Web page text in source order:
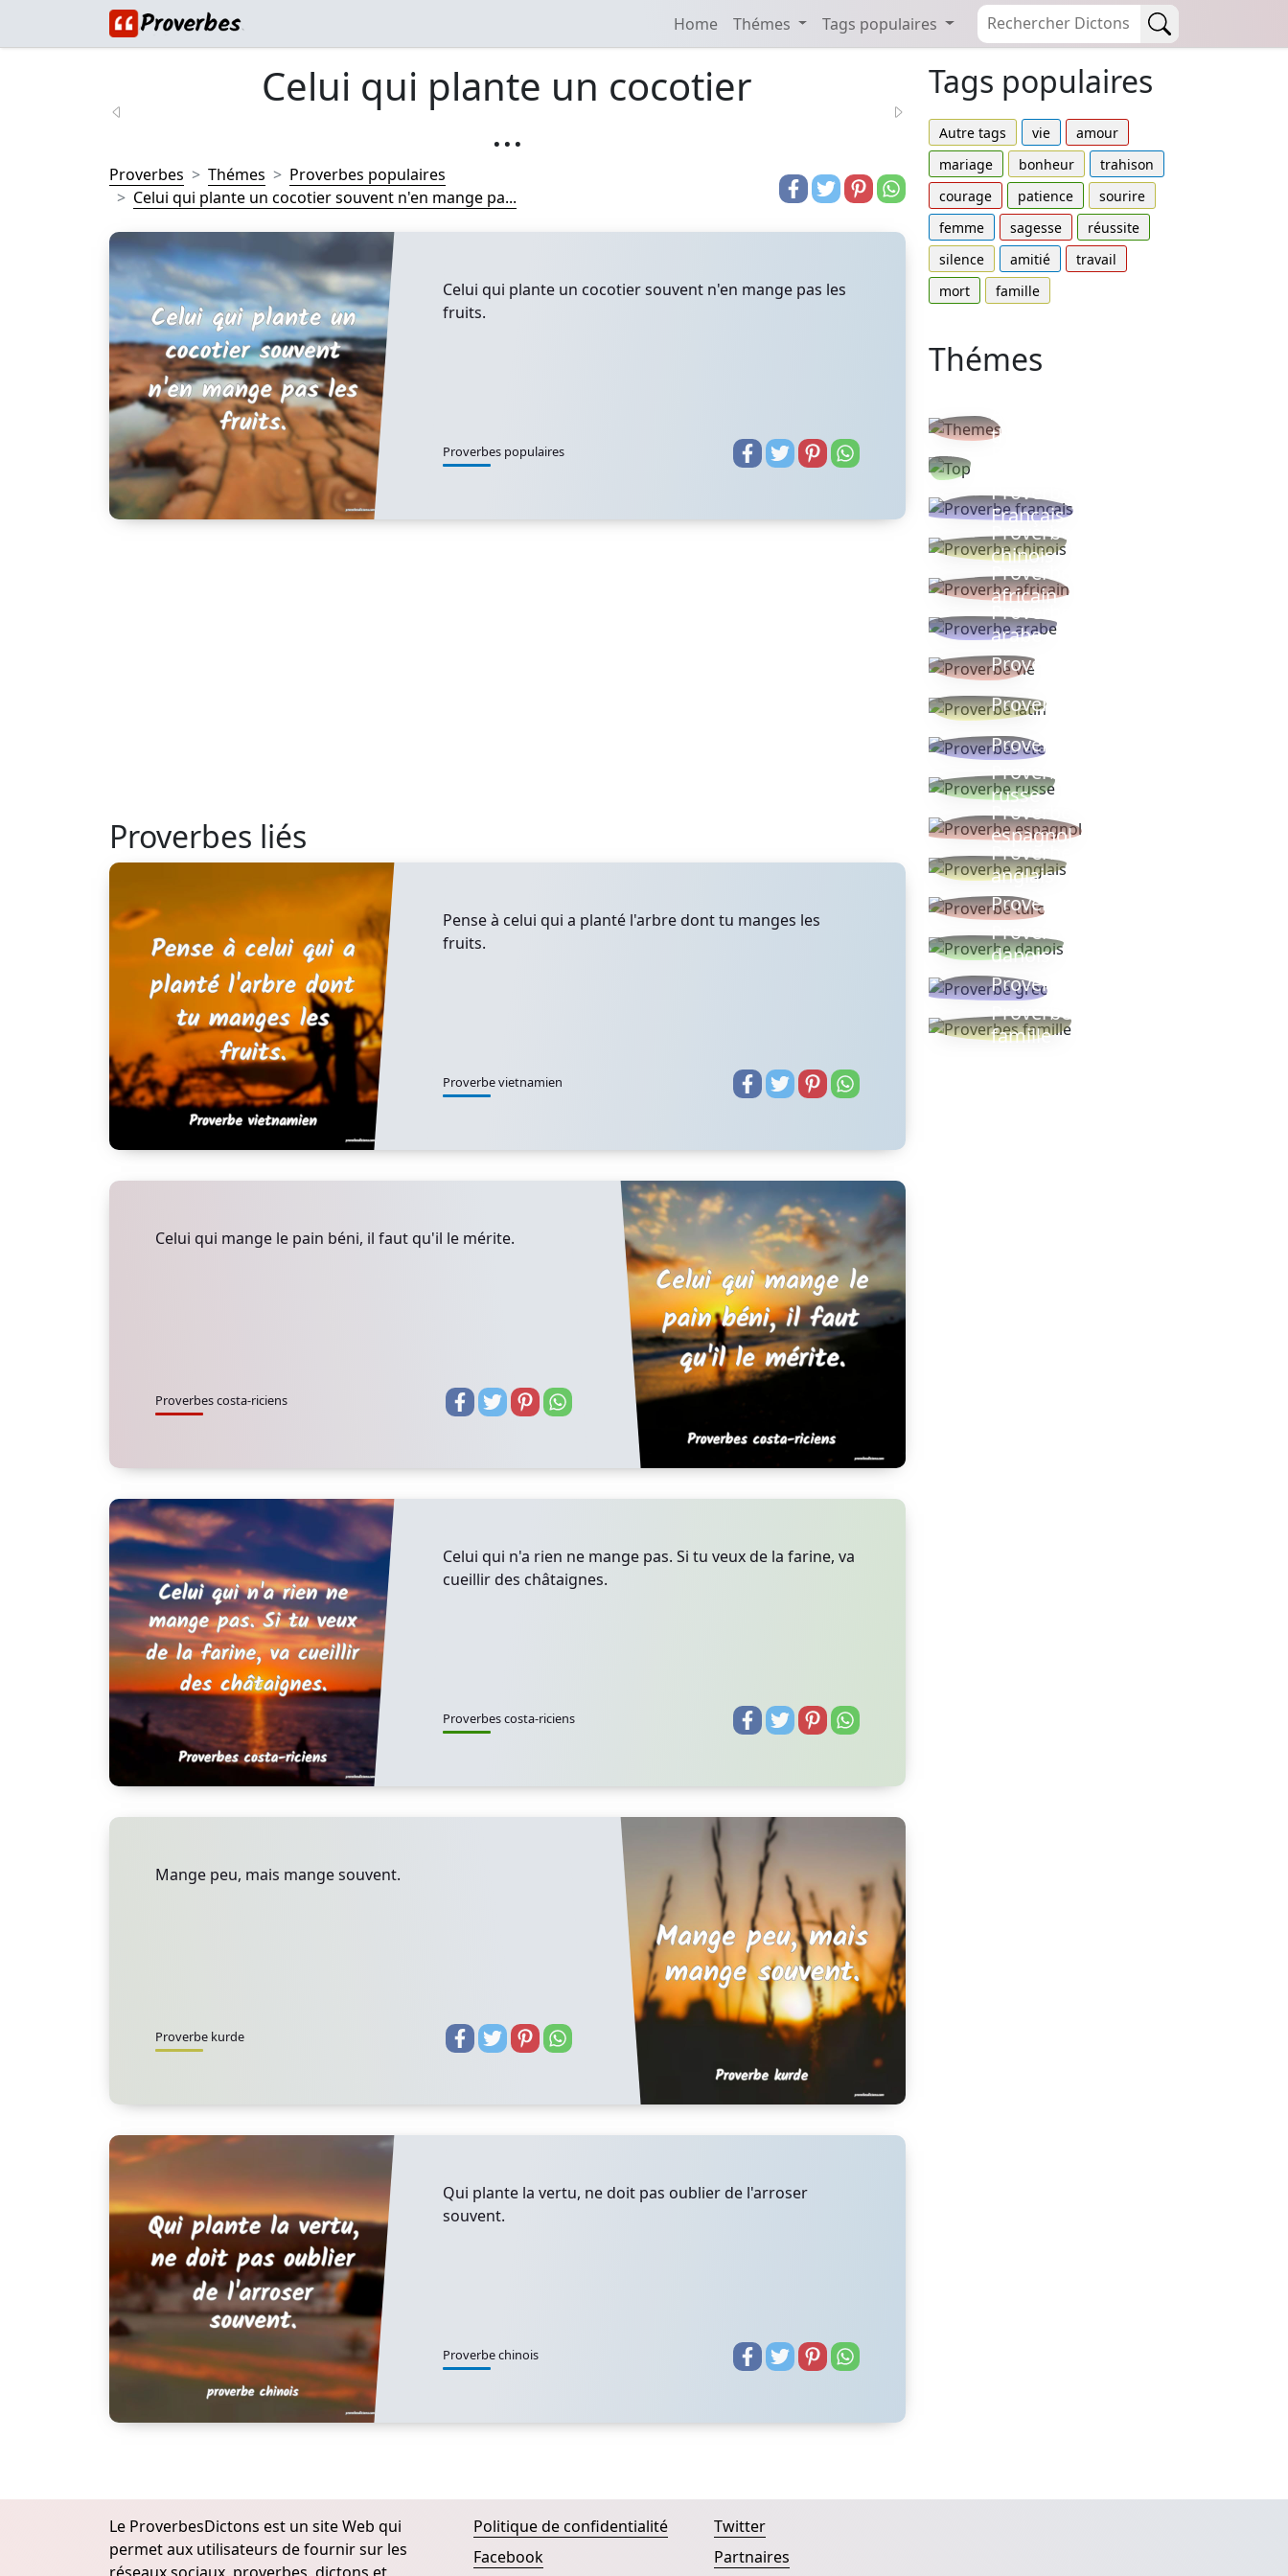
Home Thémes Tags populaires
Celui qui plante un cocotier
...
Proverbes Thémes
Proverbes populaires
Celui qui plante un cocotier souvent n'en mange pa...
Celui qui plante un cocotier souvent n'en mange pas les
fruits.
Proverbes populaires
Proverbes liés
Pense à celui qui a planté l'arbre dont tu manges les
fruits.
Proverbe vietnamien
Celui qui mange le pain béni, il faut qu'il le mérite.
Proverbes costa-riciens
Celui qui n'a rien ne mange pas. Si tu veux de la farine, va
cueillir des châtaignes.
Proverbes costa-riciens
Mange peu, mais mange souvent.
Proverbe kurde
Qui plante la vertu, ne doit pas oublier de l'arroser
souvent.
Proverbe chinois
Tags populaires
Autre tags vie
amour
mariage
bonheur
trahison
courage
patience
sourire
femme
sagesse
réussite
silence
amitié
travail
mort
famille
Thémes
thèmes
Proverbe
Français
Proverbe
chinois
Proverbe
africain
Proverbe
arabe
Proverbe vie
Proverbe latin
Proverbes ete
Proverbe
russe
Proverbe
espagnol
Proverbe
anglais
Proverbe turc
Proverbe
danois
Proverbe grec
Proverbes
famille
Le ProverbesDictons est un site Web qui
permet aux utilisateurs de fournir sur les
Politique de confidentialité
Facebook
Twitter
Partnaires